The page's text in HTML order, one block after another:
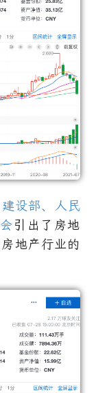
设部、人民
引出了房地
地产行业的